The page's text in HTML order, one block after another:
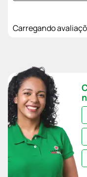
Carregando